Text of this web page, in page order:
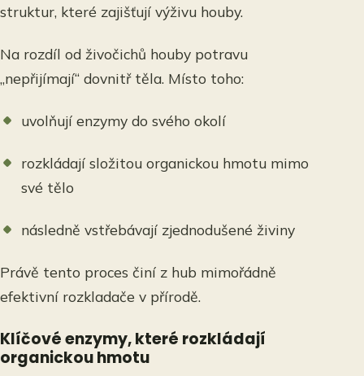
struktur, které zajišťují výživu houby.
Na rozdíl od živočichů houby potravu
„nepřijímají“ dovnitř těla. Místo toho:
uvolňují enzymy do svého okolí
rozkládají složitou organickou hmotu mimo
své tělo
následně vstřebávají zjednodušené živiny
Právě tento proces činí z hub mimořádně
efektivní rozkladače v přírodě.
Klíčové enzymy, které rozkládají
organickou hmotu